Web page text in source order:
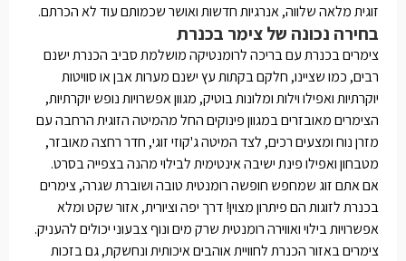
זוגית מלאה שלווה, אנרגיות חדשות ואושר שכמותם עוד לא הכרתם.
בחירה נכונה של צימר בכנרת
צימרים בכנרת עם בריכה לרומנטיקה מושלמת סביב הכנרת ישנם
רבים, כמו שציינו, חלקם בקתות עץ ישנם מערות אבן או סוויטות
יוקרתיות ואפילו וילות ומלונות בוטיק, מגוון אפשרויות נופש יוקרתיות,
הצימרים מאובזרים במגוון פינוקים החל מהמיטה הזוגית הרחבה עם
מזרן נוח ומצעים רכים, לצד המיטה ג'קוזי זוגי, חדר רחצה מאובזר,
מטבחון ואפילו פינת ישיבה אינטימית לבילוי מהנה בצפייה בסרט.
אם אתם זוג שמחפש חופשה רומנטית טובה ושוברת שגרה, צימרים
בכנרת לזוגות הם פיתרון מצוין! דרך יפה וציורית, אזור שקט ומלא
אפשרויות בילוי ואווירה רומנטית שרק מים ונוף צבעוני יכולים להעניק.
צימרים באזור הכנרת לחוויית אוהבים איכותית ונחשקת, גם בזכות